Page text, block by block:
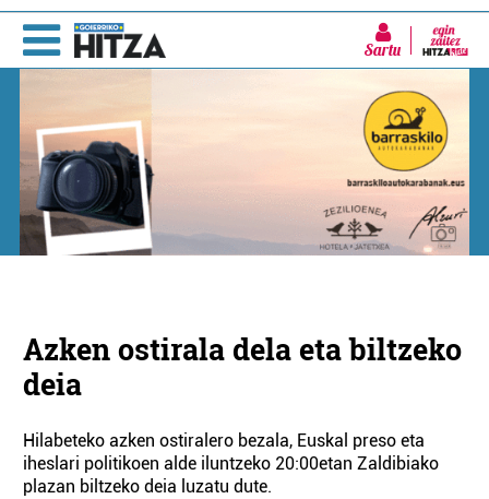
Sartu
Azken ostirala dela eta biltzeko
deia
Hilabeteko azken ostiralero bezala, Euskal preso eta
iheslari politikoen alde iluntzeko 20:00etan Zaldibiako
plazan biltzeko deia luzatu dute.